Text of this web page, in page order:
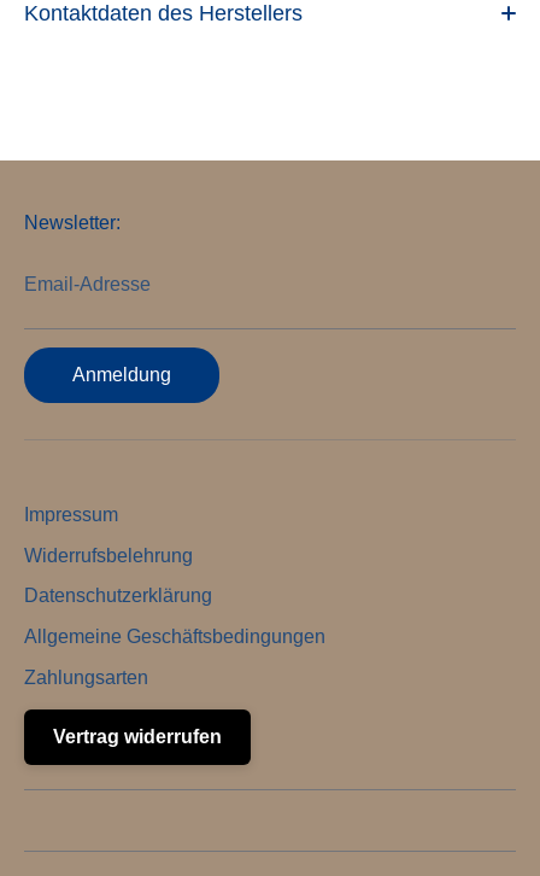
Kontaktdaten des Herstellers
Newsletter:
Email-Adresse
Anmeldung
Impressum
Widerrufsbelehrung
Datenschutzerklärung
Allgemeine Geschäftsbedingungen
Zahlungsarten
Vertrag widerrufen